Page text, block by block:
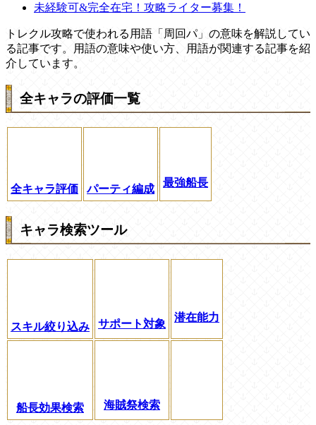
未経験可&完全在宅！攻略ライター募集！
トレクル攻略で使われる用語「周回パ」の意味を解説してい
る記事です。用語の意味や使い方、用語が関連する記事を紹
介しています。
全キャラの評価一覧
全キャラ評価 パーティ編成
最強船長
キャラ検索ツール
スキル絞り込み サポート対象
潜在能力
船長効果検索 海賊祭検索